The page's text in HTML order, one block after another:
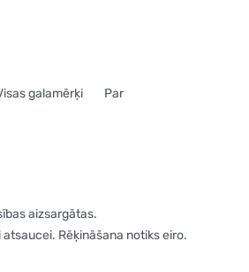
galamērķi Par
aizsargātas.
Rēķināšana notiks eiro.